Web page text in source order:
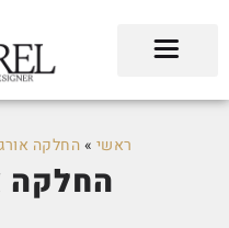
ראשי »החלקה
החלקה